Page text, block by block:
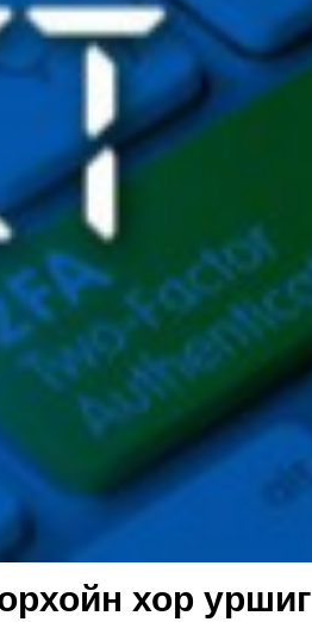
хор уршиг